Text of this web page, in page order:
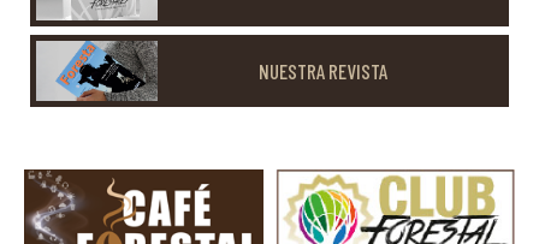
NUESTRA REVISTA